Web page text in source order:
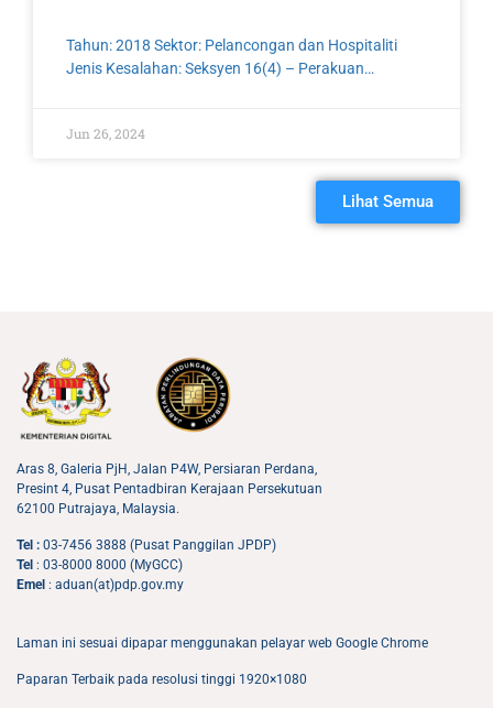
Tahun: 2018 Sektor: Pelancongan dan Hospitaliti
Jenis Kesalahan: Seksyen 16(4) – Perakuan
Jun 26, 2024
Lihat Semua
Aras 8, Galeria PjH, Jalan P4W, Persiaran Perdana,
Presint 4, Pusat Pentadbiran Kerajaan Persekutuan
62100 Putrajaya, Malaysia.
Tel : 03-7456 3888 (Pusat Panggilan JPDP)
Tel : 03-8000 8000 (MyGCC)
Emel : aduan(at)pdp.gov.my
Laman ini sesuai dipapar menggunakan pelayar web Google Chrome
Paparan Terbaik pada resolusi tinggi 1920×1080